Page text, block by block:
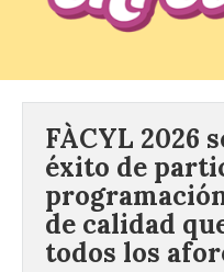
FÀCYL 2026
éxito de
de calidad
todos los